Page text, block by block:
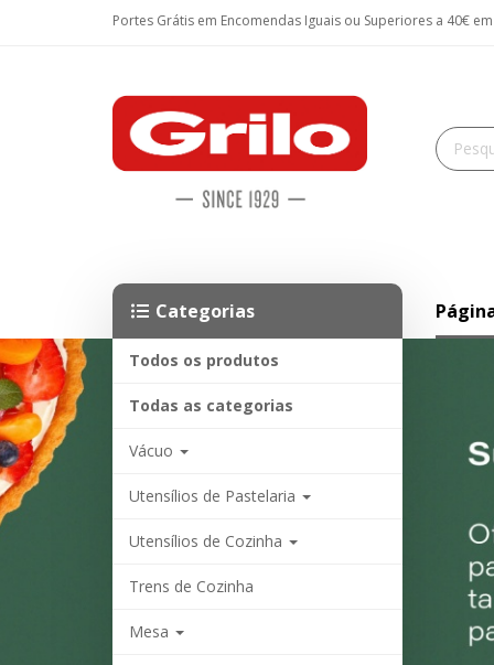
Portes Grátis em Encomendas Iguais ou Superiores a 40€
Categorias
Todos os produtos
Todas as categorias
Vácuo
Utensílios de Pastelaria
Utensílios de Cozinha
Trens de Cozinha
Mesa